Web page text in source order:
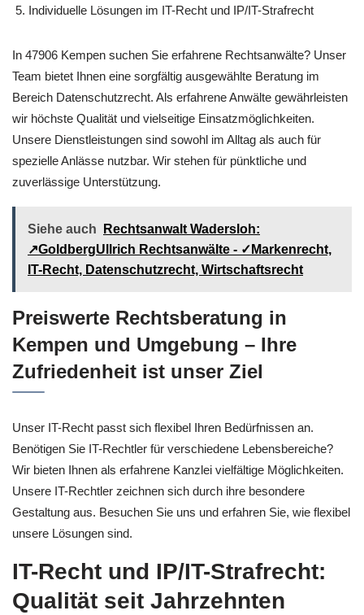
Individuelle Lösungen im IT-Recht und IP/IT-Strafrecht
In 47906 Kempen suchen Sie erfahrene Rechtsanwälte? Unser
Team bietet Ihnen eine sorgfältig ausgewählte Beratung im
Bereich Datenschutzrecht. Als erfahrene Anwälte gewährleisten
wir höchste Qualität und vielseitige Einsatzmöglichkeiten.
Unsere Dienstleistungen sind sowohl im Alltag als auch für
spezielle Anlässe nutzbar. Wir stehen für pünktliche und
zuverlässige Unterstützung.
Siehe auch
Rechtsanwalt Wadersloh:
↗️GoldbergUllrich Rechtsanwälte - ✓Markenrecht,
IT-Recht, Datenschutzrecht, Wirtschaftsrecht
Preiswerte Rechtsberatung in
Kempen und Umgebung – Ihre
Zufriedenheit ist unser Ziel
Unser IT-Recht passt sich flexibel Ihren Bedürfnissen an.
Benötigen Sie IT-Rechtler für verschiedene Lebensbereiche?
Wir bieten Ihnen als erfahrene Kanzlei vielfältige Möglichkeiten.
Unsere IT-Rechtler zeichnen sich durch ihre besondere
Gestaltung aus. Besuchen Sie uns und erfahren Sie, wie flexibel
unsere Lösungen sind.
IT-Recht und IP/IT-Strafrecht:
Qualität seit Jahrzehnten